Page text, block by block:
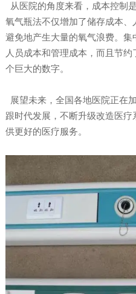
从医院的角度来看，成本控制
氧气瓶法不仅增加了储存成本
避免地产生大量的氧气浪费。
人员成本和管理成本，而且节
个巨大的数字。
展望未来，全国各地医院正在
跟时代发展，不断升级改造医
供更好的医疗服务。